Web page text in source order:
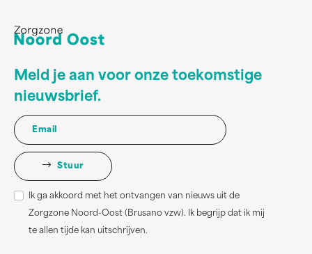
Meld je aan voor onze toekomstige
nieuwsbrief.
Stuur
Ik ga akkoord met het ontvangen van nieuws uit de
Zorgzone Noord-Oost (Brusano vzw). Ik begrijp dat ik mij
te allen tijde kan uitschrijven.